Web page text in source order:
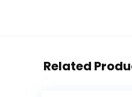
Related